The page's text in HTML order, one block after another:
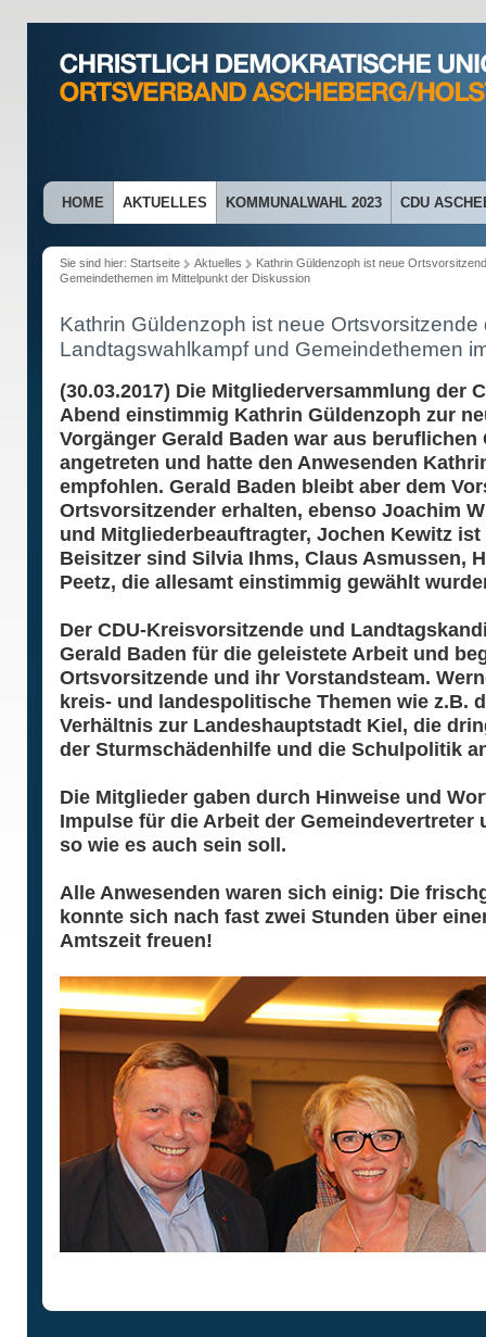
HOME AKTUELLES KOMMUNALWAHL 2023 CDU
Sie sind hier: Startseite Aktuelles
Kathrin Güldenzoph ist neue
Gemeindethemen im Mittelpunkt der Diskussion
Kathrin Güldenzoph ist neue Ortsvorsitzende
Landtagswahlkampf und Gemeindethemen
(30.03.2017) Die Mitgliederversammlung der
Abend einstimmig Kathrin Güldenzoph zur
Vorgänger Gerald Baden war aus
angetreten und hatte den Anwesenden
empfohlen. Gerald Baden bleibt aber dem
Ortsvorsitzender erhalten, ebenso Joachim
und Mitgliederbeauftragter, Jochen Kewitz
Beisitzer sind Silvia Ihms, Claus Asmussen,
Peetz, die allesamt einstimmig gewählt
Der CDU-Kreisvorsitzende und
Gerald Baden für die geleistete Arbeit und
Ortsvorsitzende und ihr Vorstandsteam.
kreis- und landespolitische Themen wie z.B.
Verhältnis zur Landeshauptstadt Kiel, die
der Sturmschädenhilfe und die Schulpolitik
Die Mitglieder gaben durch Hinweise und
Impulse für die Arbeit der Gemeindevertreter
so wie es auch sein soll.
Alle Anwesenden waren sich einig: Die
konnte sich nach fast zwei Stunden über
Amtszeit freuen!